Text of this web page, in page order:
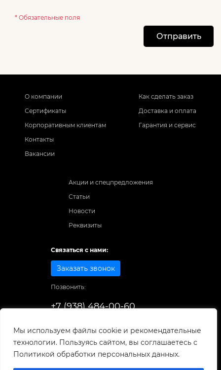
Мы используем файлы cookie и рекомендательные
технологии. Пользуясь сайтом, вы соглашаетесь с
Политикой обработки персональных данных.
* Обязательные поля
Отправить
О компании
Сертификаты
Корпоративным клиентам
Контакты
Вакансии
Как сделать заказ
Доставка и оплата
Гарантия и сервис
Акции и спецпредложения
Статьи
Новости
Реквизиты
Связаться с нами:
Заказать звонок
Позвонить:
+7 (938) 484-00-60
© 1998-2025